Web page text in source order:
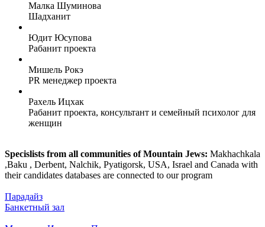
Малка Шуминова
Шадханит
Юдит Юсупова
Рабанит проекта
Мишель Рокэ
PR менеджер проекта
Рахель Ицхак
Рабанит проекта, консультант и семейный психолог для
женщин
Specislists from all communities of Mountain Jews: Makhachkala
,Baku , Derbent, Nalchik, Pyatigorsk, USA, Israel and Canada with
their candidates databases are connected to our program
Парадайз
Банкетный зал